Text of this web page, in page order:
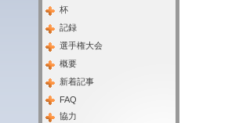
杯
記録
選手権大会
概要
新着記事
FAQ
協力